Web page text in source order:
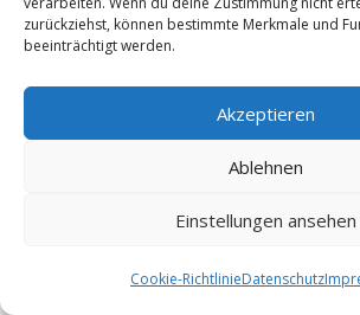
zurückziehst, können bestimmte Merkmale und
beeinträchtigt werden.
Akzeptieren
Ablehnen
Einstellungen ansehen
Cookie-RichtlinieDatenschutz
Monteurzimmer Velgast
Monteurzimmer Klausdorf bei
Monteurzimmer Richtenberg
Monteurzimmer Kenz-Küstrow
Monteurzimmer Weitenhagen
Monteurzimmer Millienhagen-
Monteurzimmer Wittenhagen